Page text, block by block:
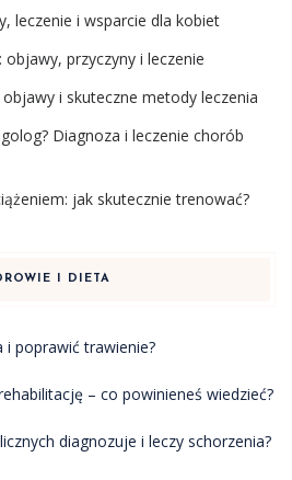
leczenie i wsparcie dla kobiet
objawy, przyczyny i leczenie
i skuteczne metody leczenia
Diagnoza i leczenie chorób
jak skutecznie trenować?
I DIETA
i poprawić trawienie?
– co powinieneś wiedzieć?
diagnozuje i leczy schorzenia?